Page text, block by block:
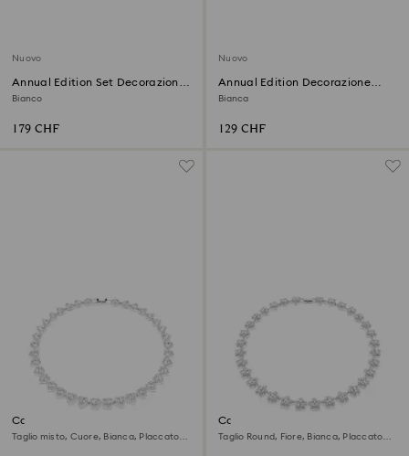
Nuovo
Annual Edition Set Decorazioni
2026
Bianco
179 CHF
Nuovo
Annual Edition Decorazione
Campanella 2026
Bianca
129 CHF
Collana Ariana Grande x
Swarovski
Taglio misto, Cuore, Bianca, Placcato
Collana Ariana Grande x
Swarovski
Taglio Round, Fiore, Bianca, Placcato